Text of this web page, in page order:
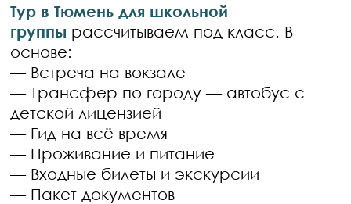
Тур в Тюмень для школьной
группы рассчитываем под класс. В
основе:
— Встреча на вокзале
— Трансфер по городу — автобус с
детской лицензией
— Гид на всё время
— Проживание и питание
— Входные билеты и экскурсии
— Пакет документов